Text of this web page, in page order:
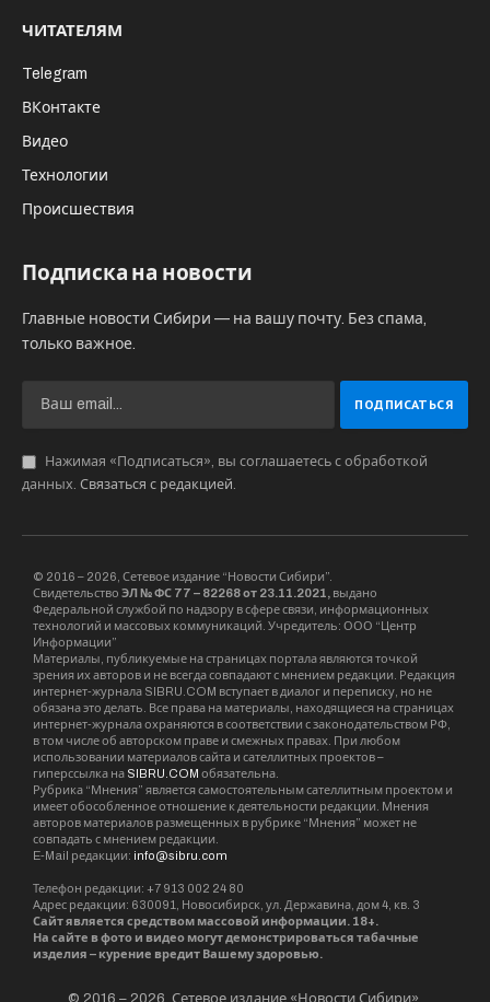
ЧИТАТЕЛЯМ
Telegram
ВКонтакте
Видео
Технологии
Происшествия
Подписка на новости
Главные новости Сибири — на вашу почту. Без спама,
только важное.
Нажимая «Подписаться», вы соглашаетесь с обработкой
данных. Связаться с редакцией
© 2016 – 2026, Сетевое издание “Новости Сибири”.
Свидетельство ЭЛ № ФС 77 – 82268 от 23.11.2021, выдано
Федеральной службой по надзору в сфере связи, информационных
технологий и массовых коммуникаций. Учредитель: ООО “Центр
Информации”
Материалы, публикуемые на страницах портала являются точкой
зрения их авторов и не всегда совпадают с мнением редакции. Редакция
интернет-журнала SIBRU.COM вступает в диалог и переписку, но не
обязана это делать. Все права на материалы, находящиеся на страницах
интернет-журнала охраняются в соответствии с законодательством РФ,
в том числе об авторском праве и смежных правах. При любом
использовании материалов сайта и сателлитных проектов –
гиперссылка на SIBRU.COM обязательна.
Рубрика “Мнения” является самостоятельным сателлитным проектом и
имеет обособленное отношение к деятельности редакции. Мнения
авторов материалов размещенных в рубрике “Мнения” может не
совпадать с мнением редакции.
E-Mail редакции: info@sibru.com
Телефон редакции: +7 913 002 24 80
Адрес редакции: 630091, Новосибирск, ул. Державина, дом 4, кв. 3
Сайт является средством массовой информации. 18+.
На сайте в фото и видео могут демонстрироваться табачные
изделия – курение вредит Вашему здоровью.
© 2016 – 2026, Сетевое издание «Новости Сибири».